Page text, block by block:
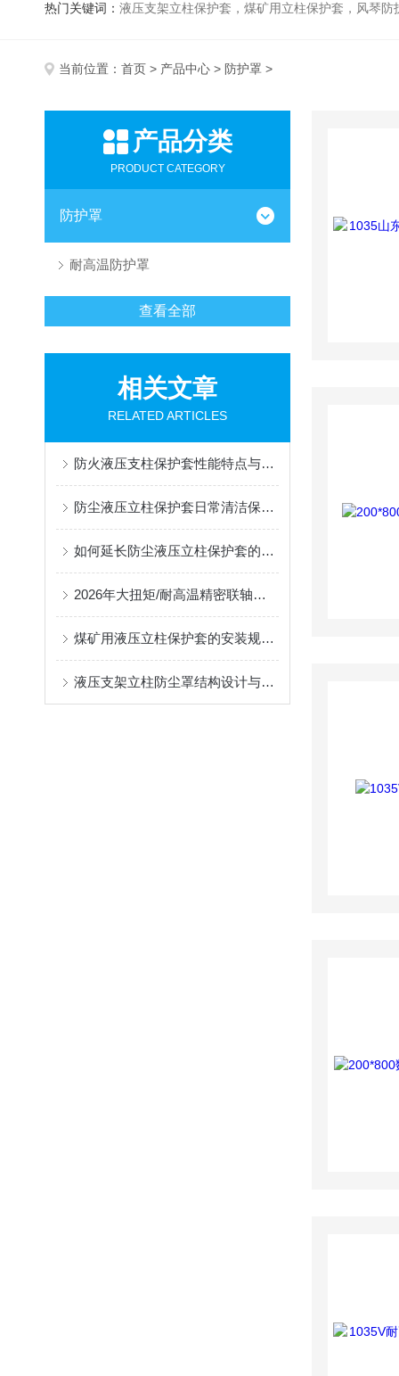
热门关键词： 液压支架立柱保护套，煤矿用立柱保护套，风琴
当前位置： 首页 > 产品中心 > 防护罩 >
产品分类
PRODUCT CATEGORY
防护罩
耐高温防护罩
查看全部
相关文章
RELATED ARTICLES
防火液压支柱保护套性能特点与阻燃防护应用
防尘液压立柱保护套日常清洁保养与更换规范
如何延长防尘液压立柱保护套的使用寿命？
2026年大扭矩/耐高温精密联轴器定制找哪家？能实现精准定制的优质厂家盘点
煤矿用液压立柱保护套的安装规范与使用寿命提升方案
液压支架立柱防尘罩结构设计与密封防护原理